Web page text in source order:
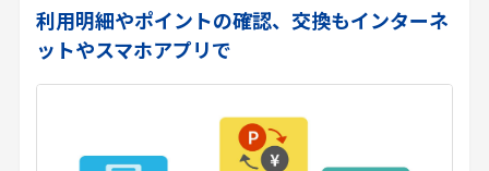
利用明細やポイントの確認、交換もインターネ
ットやスマホアプリで